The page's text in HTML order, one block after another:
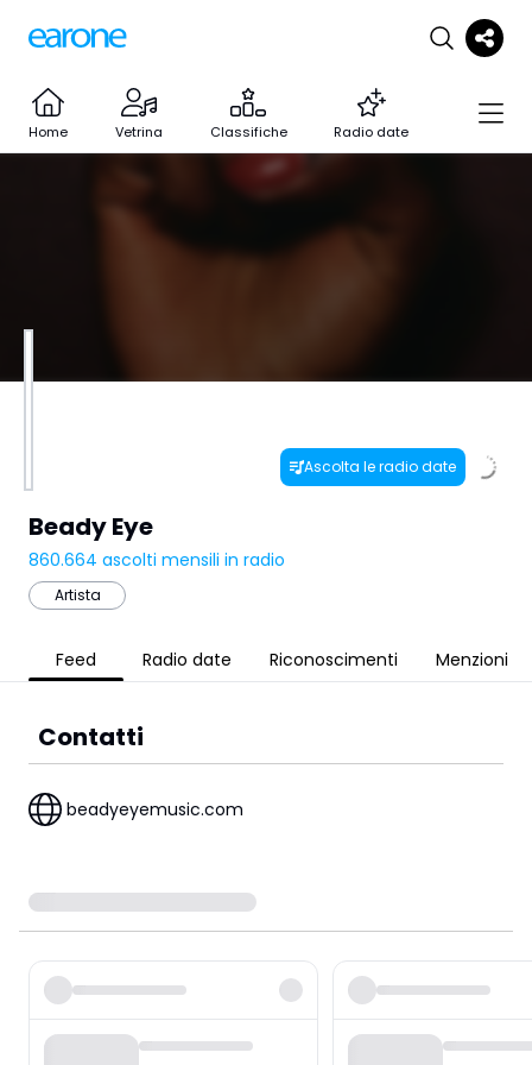
Home Vetrina Classifiche Radio date
Ascolta le radio date
Beady Eye
860.664 ascolti mensili in radio
Artista
Feed Radio date Riconoscimenti Menzioni
Contatti
beadyeyemusic.com